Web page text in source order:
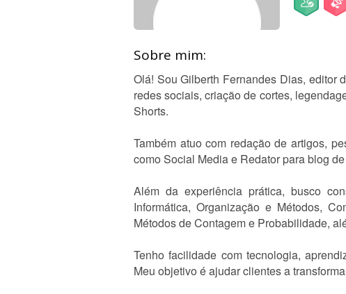
Sobre mim:
Olá! Sou Gilberth Fernandes Dias, editor
redes sociais, criação de cortes,
Shorts.
Também atuo com redação de artigos,
como Social Media e Redator para blog
Além da experiência prática, busco
Informática, Organização e Métodos,
Métodos de Contagem e Probabilidade,
Tenho facilidade com tecnologia,
Meu objetivo é ajudar clientes a